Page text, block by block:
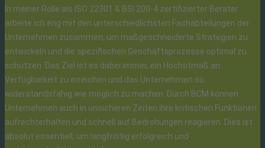
In meiner Rolle als ISO 22301 & BSI 200-4 zertifizierter Berater
arbeite ich eng mit den unterschiedlichsten Fachabteilungen der
Unternehmen zusammen, um maßgeschneiderte Strategien zu
entwickeln und die spezifischen Geschäftsprozesse optimal zu
schützen. Das Ziel ist es dabei immer, ein Höchstmaß an
Verfügbarkeit zu erreichen und das Unternehmen so
widerstandsfähig wie möglich zu machen. Durch BCM können
Unternehmen auch in unsicheren Zeiten ihre kritischen Funktionen
aufrechterhalten und schnell auf Bedrohungen reagieren. Dies ist
absolut essentiell, um langfristig erfolgreich und